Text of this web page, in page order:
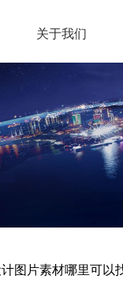
关于我们
图片素材哪里可以